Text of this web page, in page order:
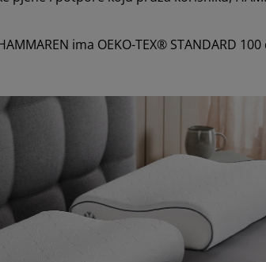
ima OEKO-TEX®